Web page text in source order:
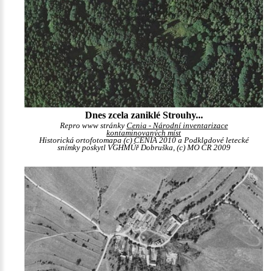
Dnes zcela zaniklé Strouhy...
Repro www stránky Cenia - Národní inventarizace
kontaminovaných míst
Historická ortofotomapa (c) CENIA 2010 a Podkladové letecké
snímky poskytl VGHMÚř Dobruška, (c) MO ČR 2009